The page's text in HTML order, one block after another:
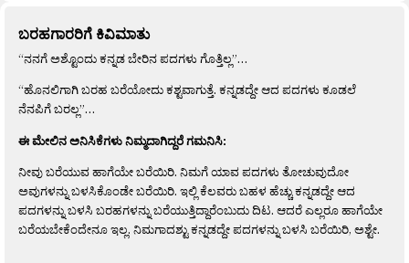
ಬರಹಗಾರರಿಗೆ ಕಿವಿಮಾತು
“ನನಗೆ ಅಶ್ಟೊಂದು ಕನ್ನಡ ಬೇರಿನ ಪದಗಳು ಗೊತ್ತಿಲ್ಲ”…
“ಹೊನಲಿಗಾಗಿ ಬರಹ ಬರೆಯೋದು ಕಶ್ಟವಾಗುತ್ತೆ. ಕನ್ನಡದ್ದೇ ಆದ ಪದಗಳು ಕೂಡಲೆ
ನೆನಪಿಗೆ ಬರಲ್ಲ”…
ಈ ಮೇಲಿನ ಅನಿಸಿಕೆಗಳು ನಿಮ್ಮದಾಗಿದ್ದರೆ ಗಮನಿಸಿ:
ನೀವು ಬರೆಯುವ ಹಾಗೆಯೇ ಬರೆಯಿರಿ. ನಿಮಗೆ ಯಾವ ಪದಗಳು ತೋಚುವುದೋ
ಅವುಗಳನ್ನು ಬಳಸಿಕೊಂಡೇ ಬರೆಯಿರಿ. ಇಲ್ಲಿ ಕೆಲವರು ಬಹಳ ಹೆಚ್ಚು ಕನ್ನಡದ್ದೇ ಆದ
ಪದಗಳನ್ನು ಬಳಸಿ ಬರಹಗಳನ್ನು ಬರೆಯುತ್ತಿದ್ದಾರೆಂಬುದು ದಿಟ. ಆದರೆ ಎಲ್ಲರೂ ಹಾಗೆಯೇ
ಬರೆಯಬೇಕೆಂದೇನೂ ಇಲ್ಲ. ನಿಮಗಾದಶ್ಟು ಕನ್ನಡದ್ದೇ ಪದಗಳನ್ನು ಬಳಸಿ ಬರೆಯಿರಿ, ಅಶ್ಟೇ.